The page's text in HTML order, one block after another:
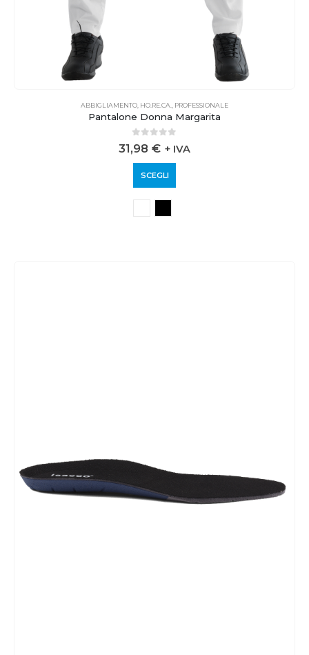
ABBIGLIAMENTO HO.RE.CA. PROFESSIONALE
Pantalone Donna Margarita
0out of 5
31,98 € + IVA
SCEGLI